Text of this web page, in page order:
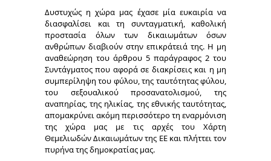
Δυστυχώς η χώρα μας έχασε μία ευκαιρία να
διασφαλίσει και τη συνταγματική, καθολική
προστασία όλων των δικαιωμάτων όσων
ανθρώπων διαβιούν στην επικράτειά της. Η μη
αναθεώρηση του άρθρου 5 παράγραφος 2 του
Συντάγματος που αφορά σε διακρίσεις και η μη
συμπερίληψη του φύλου, της ταυτότητας φύλου,
του σεξουαλικού προσανατολισμού, της
αναπηρίας, της ηλικίας, της εθνικής ταυτότητας,
απομακρύνει ακόμη περισσότερο τη εναρμόνιση
της χώρα μας με τις αρχές του Χάρτη
Θεμελιωδών Δικαιωμάτων της ΕΕ και πλήττει τον
πυρήνα της δημοκρατίας μας.